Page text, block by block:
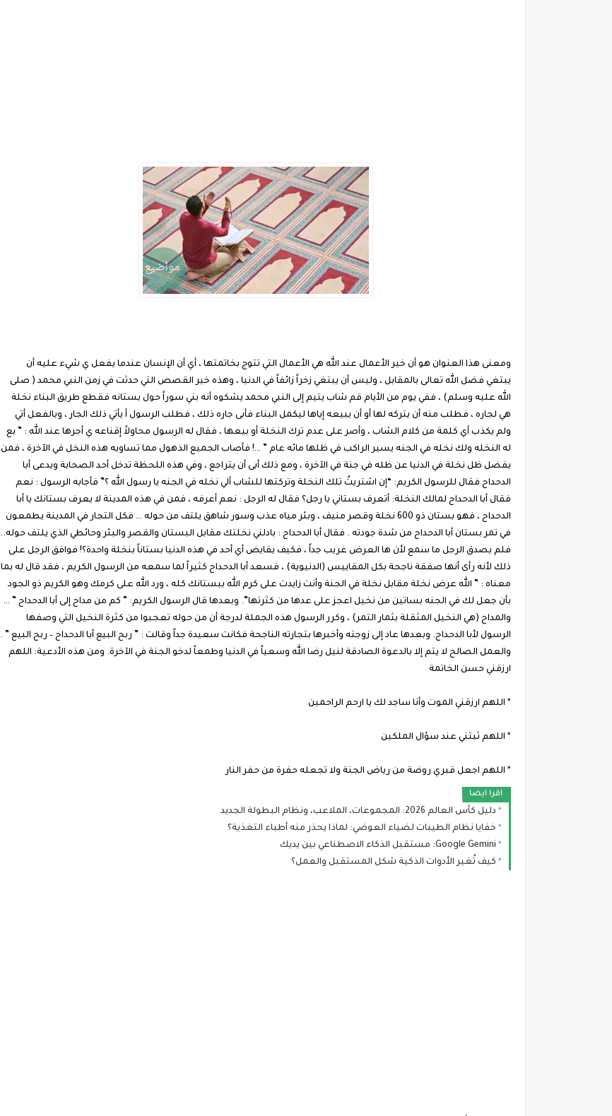
ومعنى هذا العنوان هو أن خير الأعمال عند الله هي الأعمال التي تتوج بخاتمتها ، أي أن الإنسان عندما يفعل ي شيء عليه أن
يبتغي فضل الله تعالى بالمقابل ، وليس أن يبتغي زخراً زائفاً في الدنيا ، وهذه خير القصص التي حدثت في زمن النبي محمد ( صلى
الله عليه وسلم) ، ففي يوم من الأيام قم شاب يتيم إلى النبي محمد يشكوه أنه بني سوراً حول بستانه فقطع طريق البناء نخلة
هي لجاره ، فطلب منه أن يتركه لها أو أن يبيعه إياها ليكمل البناء فأبى جاره ذلك ، فطلب الرسول أ يأتي ذلك الجار ، وبالفعل أتي
ولم يكذب أي كلمة من كلام الشاب ، وأصر على عدم ترك النخلة أو بيعها ، فقال له الرسول محاولاً إقناعه ي أجرها عند الله : ” بع
له النخله ولك نخله في الجنه يسير الراكب في ظلها مائه عام ” …! فأصاب الجميع الذهول مما تساويه هذه النخل في الآخرة ، فمن
يفضل ظل نخلة في الدنيا عن ظله في جنة في الآخرة ، ومع ذلك أبى أن يتراجع ، وفي هذه اللحظة تدخل أحد الصحابة ويدعى أبا
الدحداح فقال للرسول الكريم: “إن اشتريتُ تلك النخلة وتركتها للشاب ألي نخله في الجنه يا رسول الله ؟” فأجابه الرسول : نعم
فقال أبا الدحداح لمالك النخلة: أتعرف بستاني يا رجل؟ فقال له الرجل : نعم أعرفه ، فمن في هذه المدينة لا يعرف بستانك يا أبا
الدحداح ، فهو بستان ذو 600 نخلة وقصر منيف ، وبئر مياه عذب وسور شاهق يلتف من حوله … فكل التجار في المدينة يطمعون
في تمر بستان أبا الدحداح من شدة جودته . فقال أبا الدحداح : بادلني نخلتك مقابل البستان والقصر والبئر وحائطي الذي يلتف حوله..
فلم يصدق الرجل ما سمع لأن ها العرض غريب جداً ، فكيف يقايض أي أحد في هذه الدنيا بستاناً بنخلة واحدة؟! فوافق الرجل على
ذلك لأنه رأى أنها صفقة ناجحة بكل المقاييس (الدنيوية) ، فسعد أبا الدحداح كثيراً لما سمعه من الرسول الكريم ، فقد قال له بما
معناه : ” الله عرض نخلة مقابل نخلة في الجنة وأنت زايدت على كرم الله ببستانك كله ، ورد الله على كرمك وهو الكريم ذو الجود
بأن جعل لك في الجنه بساتين من نخيل اعجز على عدها من كثرتها”. وبعدها قال الرسول الكريم: ” كم من مداح إلى أبا الدحداح ” …
والمداح (هي النخيل المثقلة بثمار التمر) ، وكرر الرسول هذه الجملة لدرجة أن من حوله تعجبوا من كثرة النخيل التي وصفها
الرسول لأبا الدحداح. وبعدها عاد إلى زوجته وأخبرها بتجارته الناجحة فكانت سعيدة جداً وقالت : ” ربح البيع أبا الدحداح – ربح البيع ” .
والعمل الصالح لا يتم إلا بالدعوة الصادقة لنيل رضا الله وسعياً في الدنيا وطمعاً لدخو الجنة في الآخرة. ومن هذه الأدعية: اللهم
ارزقني حسن الخاتمة
* اللهم ارزقني الموت وأنا ساجد لك يا ارحم الراحمين
* اللهم ثبتني عند سؤال الملكين
* اللهم اجعل قبري روضة من رياض الجنة ولا تجعله حفرة من حفر النار
اقرا ايضا
دليل كأس العالم 2026: المجموعات، الملاعب، ونظام البطولة الجديد
خفايا نظام الطيبات لضياء العوضي: لماذا يحذر منه أطباء التغذية؟
Google Gemini: مستقبل الذكاء الاصطناعي بين يديك
كيف تُغير الأدوات الذكية شكل المستقبل والعمل؟